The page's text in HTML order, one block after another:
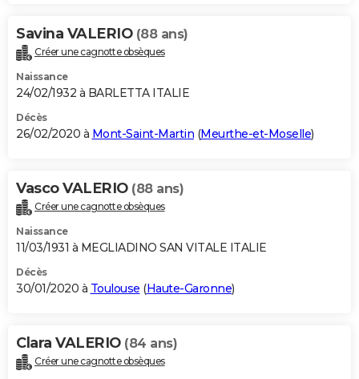
Savina VALERIO (88 ans)
Créer une cagnotte obsèques
Naissance
24/02/1932 à BARLETTA ITALIE
Décès
26/02/2020 à Mont-Saint-Martin (Meurthe-et-Moselle)
Vasco VALERIO (88 ans)
Créer une cagnotte obsèques
Naissance
11/03/1931 à MEGLIADINO SAN VITALE ITALIE
Décès
30/01/2020 à Toulouse (Haute-Garonne)
Clara VALERIO (84 ans)
Créer une cagnotte obsèques